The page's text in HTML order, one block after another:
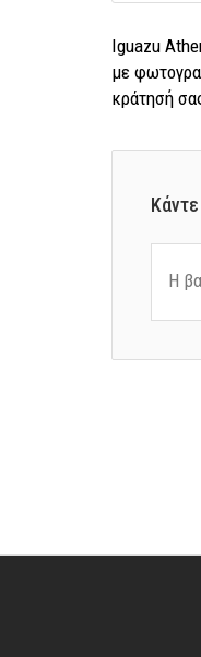
Iguazu
με
κράτησή
Η